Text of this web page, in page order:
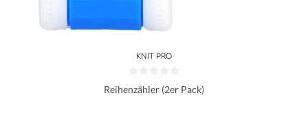
KNIT PRO
Reihenzähler (2er Pack)